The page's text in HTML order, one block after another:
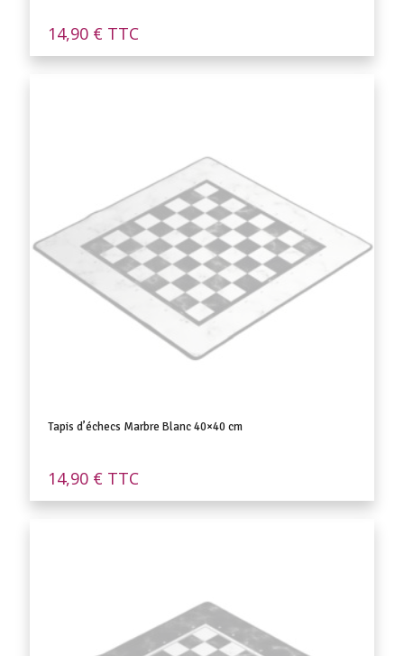
14,90 € TTC
Tapis d’échecs Marbre Blanc 40×40 cm
14,90 € TTC